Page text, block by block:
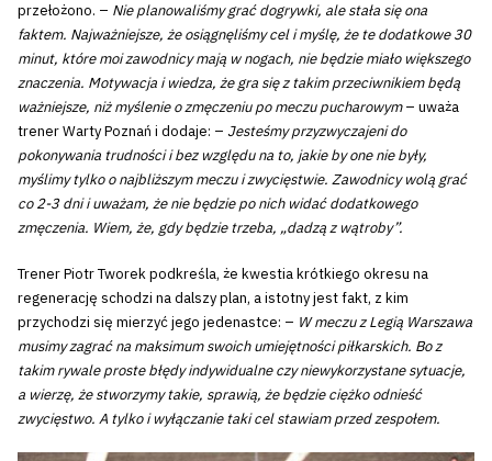
przełożono. – Nie planowaliśmy grać dogrywki, ale stała się ona
faktem. Najważniejsze, że osiągnęliśmy cel i myślę, że te dodatkowe 30
minut, które moi zawodnicy mają w nogach, nie będzie miało większego
znaczenia. Motywacja i wiedza, że gra się z takim przeciwnikiem będą
ważniejsze, niż myślenie o zmęczeniu po meczu pucharowym– uważa
trener Warty Poznań i dodaje: – Jesteśmy przyzwyczajeni do
pokonywania trudności i bez względu na to, jakie by one nie były,
myślimy tylko o najbliższym meczu i zwycięstwie. Zawodnicy wolą grać
co 2-3 dni i uważam, że nie będzie po nich widać dodatkowego
zmęczenia. Wiem, że, gdy będzie trzeba, „dadzą z wątroby”.
Trener Piotr Tworek podkreśla, że kwestia krótkiego okresu na
regenerację schodzi na dalszy plan, a istotny jest fakt, z kim
przychodzi się mierzyć jego jedenastce: – W meczu z Legią Warszawa
musimy zagrać na maksimum swoich umiejętności piłkarskich. Bo z
takim rywale proste błędy indywidualne czy niewykorzystane sytuacje,
a wierzę, że stworzymy takie, sprawią, że będzie ciężko odnieść
zwycięstwo. A tylko i wyłączanie taki cel stawiam przed zespołem.